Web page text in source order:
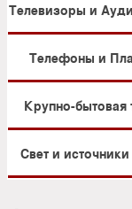
Телевизоры и
Телефоны и
Крупно-бытовая
Свет и